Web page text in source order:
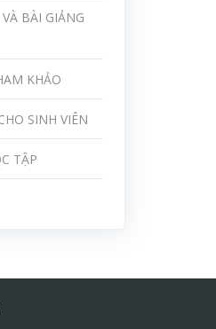
BÀI GIẢNG
KHẢO
SINH VIÊN
TẬP